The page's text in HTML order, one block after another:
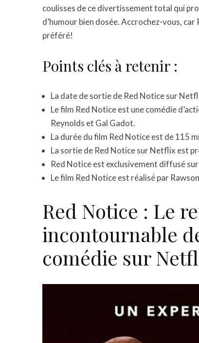
coulisses de ce divertissement total qui
d’humour bien dosée. Accrochez-vous,
préféré!
Points clés à retenir :
La date de sortie de Red Notice sur
Le film Red Notice est une comédie
Reynolds et Gal Gadot.
La durée du film Red Notice est de 115
La sortie de Red Notice sur Netflix est
Red Notice est exclusivement diffusé
Le film Red Notice est réalisé par
Red Notice : Le
incontournable
comédie sur